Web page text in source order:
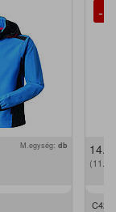
M.egység: db
-
C42 -